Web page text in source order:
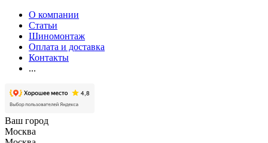
О компании
Статьи
Шиномонтаж
Оплата и доставка
Контакты
...
Ваш город
Москва